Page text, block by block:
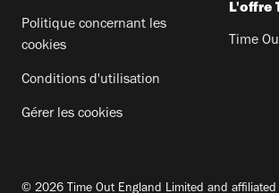
Politique concernant les
cookies
Conditions d'utilisation
Gérer les cookies
L'offre
Time
© 2026 Time Out England Limited and affiliated